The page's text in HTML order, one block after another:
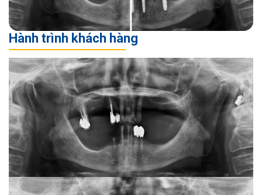
Hành trình khách hàng